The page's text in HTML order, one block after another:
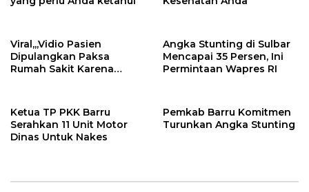
Viral,,,Vidio Pasien
Dipulangkan Paksa
Rumah Sakit Karena
Angka Stunting di Sulbar
Mencapai 35 Persen, Ini
Permintaan Wapres RI
Ketua TP PKK Barru
Serahkan 11 Unit Motor
Dinas Untuk Nakes
Pemkab Barru Komitmen
Turunkan Angka Stunting